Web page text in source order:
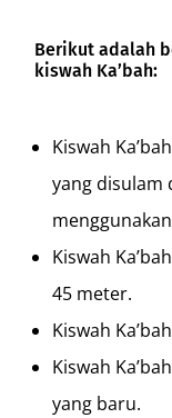
Berikut adalah
kiswah Ka’bah:
Kiswah
yang disulam
Kiswah
45 meter.
Kiswah
Kiswah
yang baru.